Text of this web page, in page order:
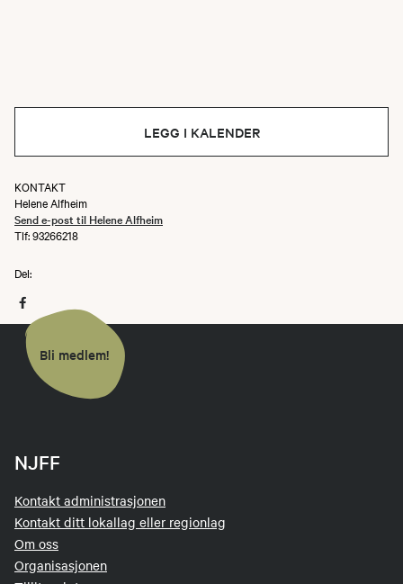
LEGG I KALENDER
KONTAKT
Helene Alfheim
Send e-post til Helene Alfheim
Tlf: 93266218
Del:
Bli medlem!
NJFF
Kontakt administrasjonen
Kontakt ditt lokallag eller regionlag
Om oss
Organisasjonen